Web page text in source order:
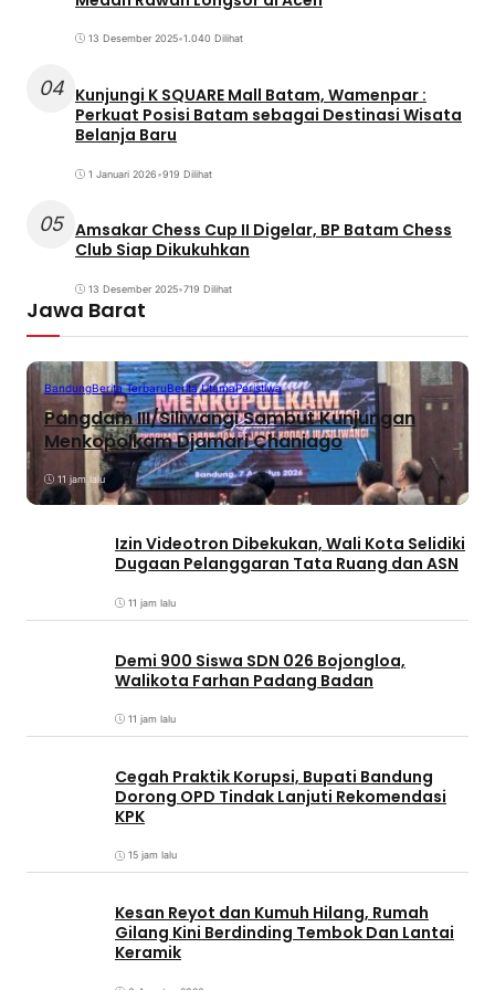
13 Desember 2025•1.040 Dilihat
04 Kunjungi K SQUARE Mall Batam, Wamenpar :
Perkuat Posisi Batam sebagai Destinasi Wisata
Belanja Baru
1 Januari 2026•919 Dilihat
05 Amsakar Chess Cup II Digelar, BP Batam Chess
Club Siap Dikukuhkan
13 Desember 2025•719 Dilihat
Jawa Barat
BandungBerita TerbaruBerita UtamaPeristiwa
Pangdam III/Siliwangi Sambut Kunjungan
Menkopolkam Djamari Chaniago
11 jam lalu
Izin Videotron Dibekukan, Wali Kota Selidiki
Dugaan Pelanggaran Tata Ruang dan ASN
11 jam lalu
Demi 900 Siswa SDN 026 Bojongloa,
Walikota Farhan Padang Badan
11 jam lalu
Cegah Praktik Korupsi, Bupati Bandung
Dorong OPD Tindak Lanjuti Rekomendasi
KPK
15 jam lalu
Kesan Reyot dan Kumuh Hilang, Rumah
Gilang Kini Berdinding Tembok Dan Lantai
Keramik